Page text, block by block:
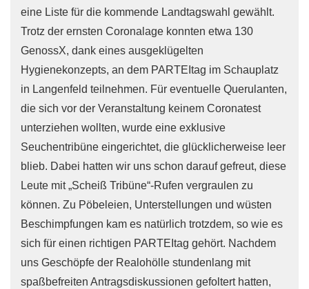
eine Liste für die kommende Landtagswahl gewählt.
Trotz der ernsten Coronalage konnten etwa 130
GenossX, dank eines ausgeklügelten
Hygienekonzepts, an dem PARTEItag im Schauplatz
in Langenfeld teilnehmen. Für eventuelle Querulanten,
die sich vor der Veranstaltung keinem Coronatest
unterziehen wollten, wurde eine exklusive
Seuchentribüne eingerichtet, die glücklicherweise leer
blieb. Dabei hatten wir uns schon darauf gefreut, diese
Leute mit „Scheiß Tribüne“-Rufen vergraulen zu
können. Zu Pöbeleien, Unterstellungen und wüsten
Beschimpfungen kam es natürlich trotzdem, so wie es
sich für einen richtigen PARTEItag gehört. Nachdem
uns Geschöpfe der Realohölle stundenlang mit
spaßbefreiten Antragsdiskussionen gefoltert hatten,